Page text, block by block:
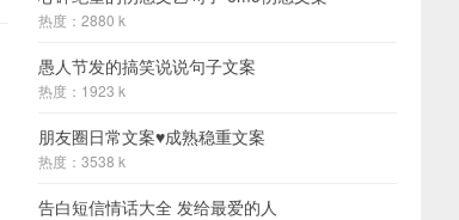
热度：2880 k
愚人节发的搞笑说说句子文案
热度：1923 k
朋友圈日常文案♥成熟稳重文案
热度：3538 k
告白短信情话大全 发给最爱的人